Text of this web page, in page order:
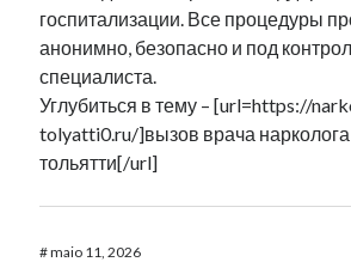
госпитализации. Все процедуры
анонимно, безопасно и под
специалиста.
Углубиться в тему – [url=https://
tolyatti0.ru/]вызов врача
тольятти[/url]
#maio 11, 2026